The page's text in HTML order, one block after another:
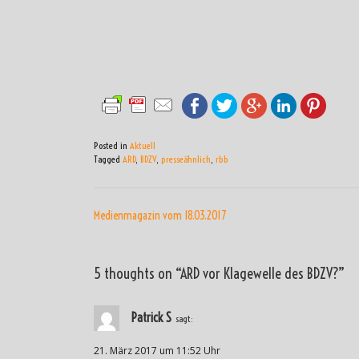
Posted in Aktuell
Tagged ARD, BDZV, presseähnlich, rbb
Medienmagazin vom 18.03.2017
5 thoughts on “ARD vor Klagewelle des BDZV?”
Patrick S sagt:
21. März 2017 um 11:52 Uhr